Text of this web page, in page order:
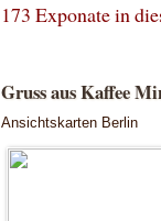
173 Exponate in
Gruss aus Kaffee
Ansichtskarten Berlin